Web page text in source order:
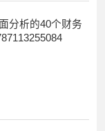
分析的40个财务